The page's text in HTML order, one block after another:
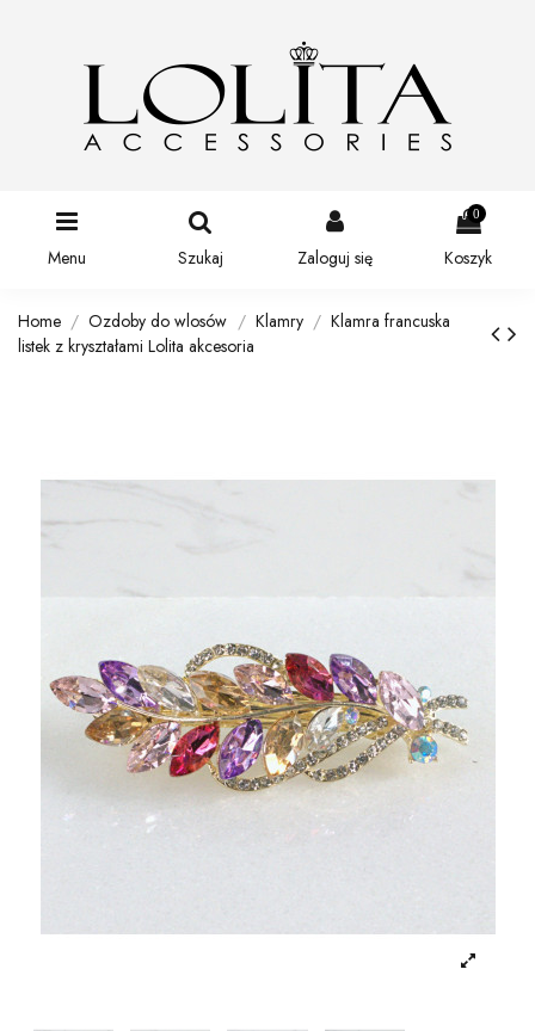
Menu Szukaj Zaloguj się
0
Koszyk
Home Ozdoby do wlosów Klamry
Klamra francuska
listek z kryształami Lolita akcesoria